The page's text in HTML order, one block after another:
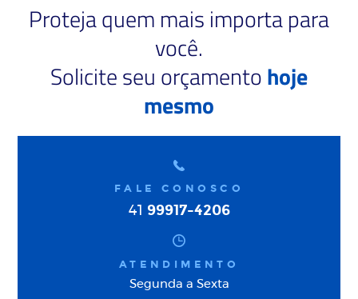
Proteja quem mais importa para
você.
Solicite seu orçamentohoje
mesmo
FALE CONOSCO
41 99917-4206
ATENDIMENTO
Segunda a Sexta